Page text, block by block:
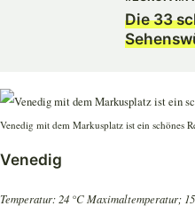
Die 33
Venedig mit dem Markusplatz ist ein schönes
Venedig
Temperatur: 24 °C Maximaltemperatur;